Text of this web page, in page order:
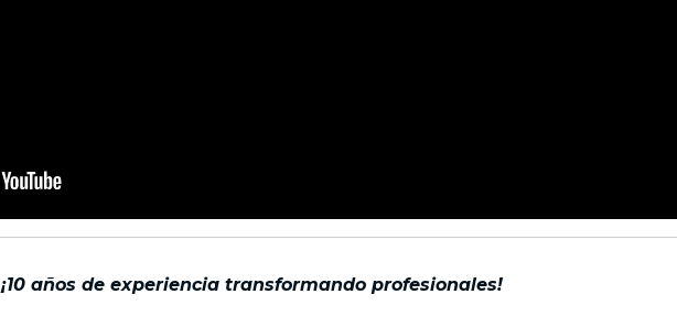
¡10 años de experiencia transformando profesionales!